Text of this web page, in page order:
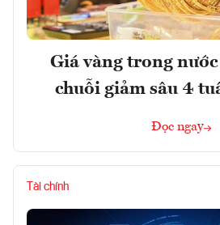
Giá vàng trong nước
chuỗi giảm sâu 4
Đọc ngay
Tài chính